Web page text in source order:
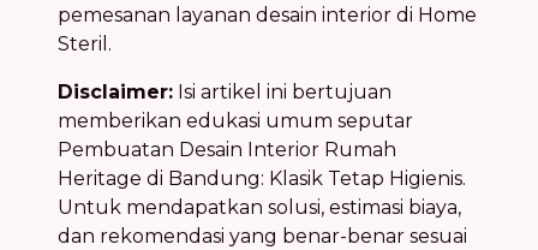
pemesanan layanan desain interior di Home
Steril.
Disclaimer: Isi artikel ini bertujuan
memberikan edukasi umum seputar
Pembuatan Desain Interior Rumah
Heritage di Bandung: Klasik Tetap Higienis.
Untuk mendapatkan solusi, estimasi biaya,
dan rekomendasi yang benar-benar sesuai